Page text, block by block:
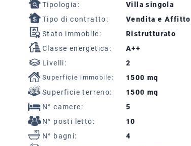
Tipologia:
Villa singola
Tipo di contratto:
Vendita e Affitto
Stato immobile:
Classe energetica:
Livelli:
Superficie immobile:
Superficie terreno:
N° camere:
N° posti letto:
Ristrutturato
A++
2
1500 mq
1500 mq
5
10
N° bagni:
4